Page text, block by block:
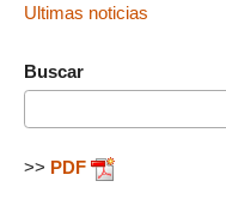
Ultimas noticias
Buscar
>> PDF